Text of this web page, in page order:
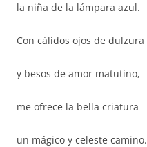
la niña de la lámpara azul.
Con cálidos ojos de dulzura
y besos de amor matutino,
me ofrece la bella criatura
un mágico y celeste camino.